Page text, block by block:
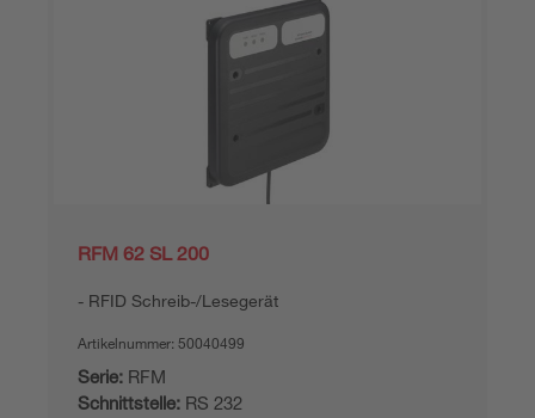
RFM 62 SL 200
RFID Schreib-/Lesegerät
Artikelnummer: 50040499
Serie: RFM
Schnittstelle: RS 232